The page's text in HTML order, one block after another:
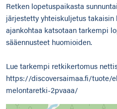
Retken lopetuspaikasta
järjestetty yhteiskuljetus takaisin
ajankohtaa katsotaan tarkempi
sääennusteet huomioiden.
Lue tarkempi retkikertomus
https://discoversaimaa.fi/tuote/
melontaretki-2pvaaa/